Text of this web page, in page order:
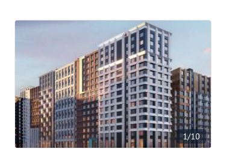
1/10